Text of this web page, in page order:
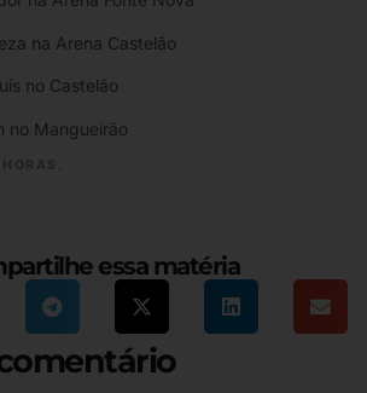
na Arena Castelão
no Castelão
no Mangueirão
essa matéria